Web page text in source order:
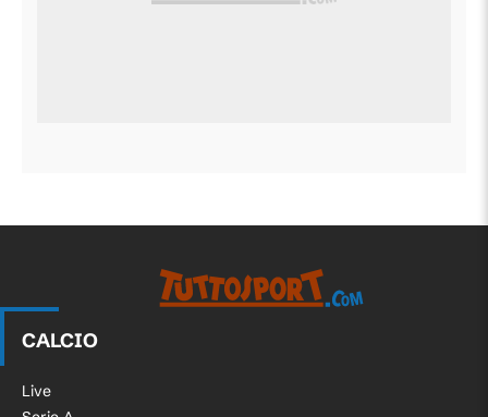
CALCIO
Live